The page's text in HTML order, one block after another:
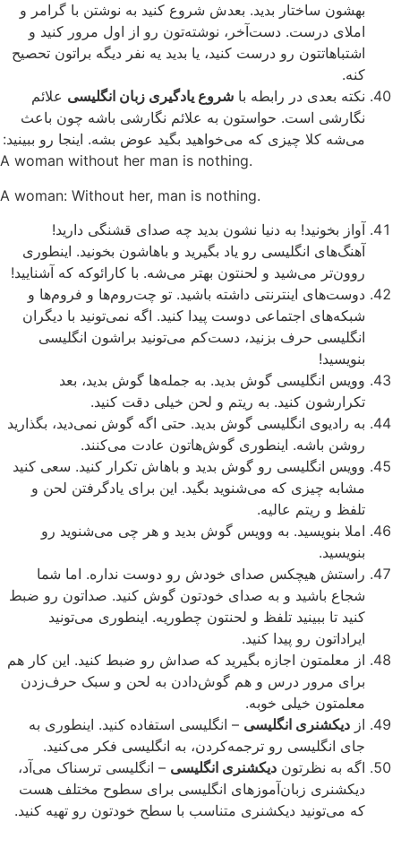
بهشون ساختار بدید. بعدش شروع کنید به نوشتن با گرامر و
املای درست. دست‌آخر، نوشته‌تون رو از اول مرور کنید و
اشتباهاتتون رو درست کنید، یا بدید یه نفر دیگه براتون تحصیح
کنه.
نکته بعدی در رابطه با شروع یادگیری زبان انگلیسی علائم
نگارشی است. حواستون به علائم نگارشی باشه چون باعث
می‌شه کلا چیزی که می‌خواهید بگید عوض بشه. اینجا رو ببینید:
A woman without her man is nothing.
A woman: Without her, man is nothing.
آواز بخونید! به دنیا نشون بدید چه صدای قشنگی دارید!
آهنگ‌های انگلیسی رو یاد بگیرید و باهاشون بخونید. اینطوری
روون‌تر می‌شید و لحنتون بهتر می‌شه. با کارائوکه که آشنایید!
دوست‌های اینترنتی داشته باشید. تو چت‌روم‌ها و فروم‌ها و
شبکه‌های اجتماعی دوست پیدا کنید. اگه نمی‌تونید با دیگران
انگلیسی حرف بزنید، دست‌کم می‌تونید براشون انگلیسی
بنویسید!
وویس انگلیسی گوش بدید. به جمله‌ها گوش بدید، بعد
تکرارشون کنید. به ریتم و لحن خیلی دقت کنید.
به رادیوی انگلیسی گوش بدید. حتی اگه گوش نمی‌دید، بگذارید
روشن باشه. اینطوری گوش‌هاتون عادت می‌کنند.
وویس انگلیسی رو گوش بدید و باهاش تکرار کنید. سعی کنید
مشابه چیزی که می‌شنوید بگید. این برای یادگرفتن لحن و
تلفظ و ریتم عالیه.
املا بنویسید. به وویس گوش بدید و هر چی می‌شنوید رو
بنویسید.
راستش هیچکس صدای خودش رو دوست نداره. اما شما
شجاع باشید و به صدای خودتون گوش کنید. صداتون رو ضبط
کنید تا ببینید تلفظ و لحنتون چطوریه. اینطوری می‌تونید
ایراداتون رو پیدا کنید.
از معلمتون اجازه بگیرید که صداش رو ضبط کنید. این کار هم
برای مرور درس و هم گوش‌دادن به لحن و سبک حرف‌زدن
معلمتون خیلی خوبه.
از دیکشنری انگلیسی – انگلیسی استفاده کنید. اینطوری به
جای انگلیسی رو ترجمه‌کردن، به انگلیسی فکر می‌کنید.
اگه به نظرتون دیکشنری انگلیسی – انگلیسی ترسناک می‌آد،
دیکشنری زبان‌آموزهای انگلیسی برای سطوح مختلف هست
که می‌تونید دیکشنری متناسب با سطح خودتون رو تهیه کنید.